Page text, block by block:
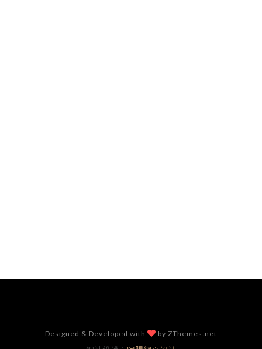
Designed & Developed with by ZThemes.net